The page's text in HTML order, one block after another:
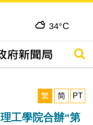
34°C
搜尋
繁
简 PT
工學院合辦“第